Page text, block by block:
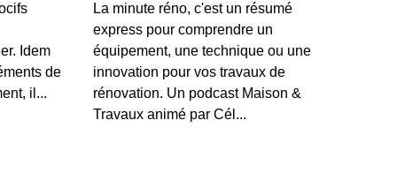
les méthodes de Box pour classifier et protéger les
d'entreprise contre les fuites documentaires
IL Y A 1 MOIS
du Crédit Agricole mise à genoux par la
Idem
de
il...
La minute réno, c'est un résumé
express pour comprendre un
équipement, une technique ou une
innovation pour vos travaux de
rénovation. Un podcast Maison &
Travaux animé par Cél...